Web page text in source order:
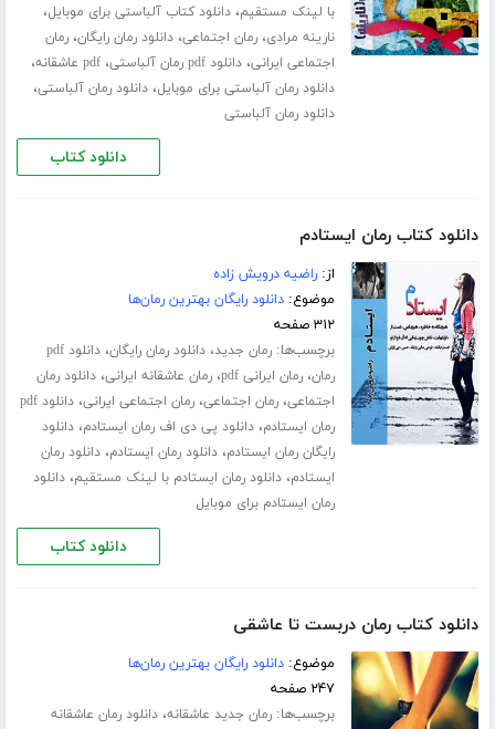
با لینک مستقیم،دانلود کتاب آلباستی برای موبایل،
نارینه مرادی،رمان اجتماعی،دانلود رمان رایگان،رمان
اجتماعی ایرانی،دانلود pdf رمان آلباستی ،pdf عاشقانه ،
دانلود رمان آلباستی برای موبایل،دانلود رمان آلباستی،
دانلود رمان آلباستی
دانلود کتاب
دانلود کتاب رمان ایستادم
از:راضیه درویش زاده
موضوع:دانلود رایگان بهترین رمان‌ها
۳۱۲ صفحه
برچسب‌ها:رمان جدید،دانلود رمان رایگان،
دانلود pdf
رمان،رمان ایرانی pdf ،رمان عاشقانه ایرانی،دانلود رمان
اجتماعی،رمان اجتماعی،رمان اجتماعی ایرانی،
دانلود pdf
رمان ایستادم،دانلود پی دی اف رمان ایستادم،دانلود
رایگان رمان ایستادم،دانلود رمان ایستادم،دانلود رمان
ایستادم،دانلود رمان ایستادم با لینک مستقیم،دانلود
رمان ایستادم برای موبایل
دانلود کتاب
دانلود کتاب رمان دربست تا عاشقی
موضوع:دانلود رایگان بهترین رمان‌ها
۲۴۷ صفحه
برچسب‌ها:رمان جدید عاشقانه،دانلود رمان عاشقانه